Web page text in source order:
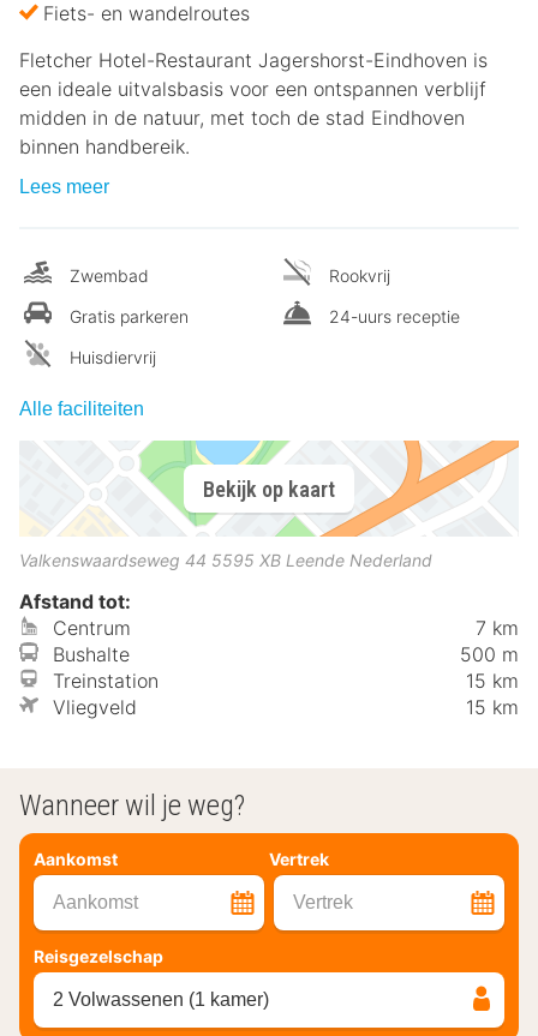
Fiets- en wandelroutes
Fletcher Hotel-Restaurant Jagershorst-Eindhoven is
een ideale uitvalsbasis voor een ontspannen verblijf
midden in de natuur, met toch de stad Eindhoven
binnen handbereik.
Lees meer
Zwembad
Gratis parkeren
Huisdiervrij
Rookvrij
24-uurs receptie
Alle faciliteiten
Bekijk op kaart
Valkenswaardseweg 44 5595 XB Leende Nederland
Afstand tot:
Centrum
7 km
Bushalte
500 m
Treinstation
15 km
Vliegveld
15 km
Wanneer wil je weg?
Aankomst Vertrek
Aankomst Vertrek
Reisgezelschap
2 Volwassenen (1 kamer)